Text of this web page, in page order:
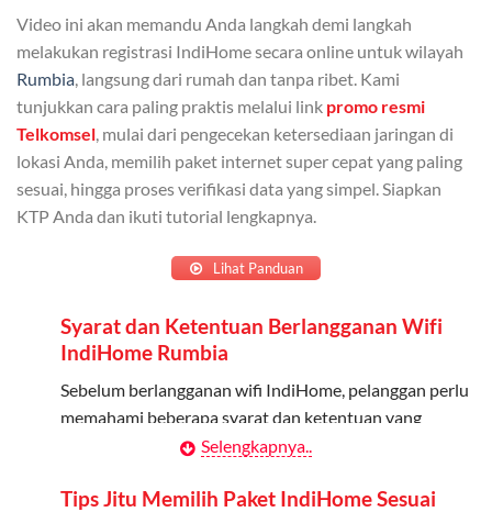
Admin dapat mendaftarkan hingga 5 anggota
keluarga atau teman untuk menggunakan kuota ini.
Berlaku Nasional
Kuota keluarga bisa digunakan di seluruh Indonesia
untuk jaringan 2G, 3G, dan 4G.
Kuota ini hanya bisa digunakan di dalam negeri.
Cara Menggunakan Kuota Keluarga
Daftarkan Anggota: Admin dapat mendaftarkan anggota
melalui aplikasi MyTelkomsel atau website Telkomsel One.
Bagikan Kuota: Setelah terdaftar, anggota bisa langsung
Video ini akan memandu Anda langkah demi langkah
melakukan registrasi IndiHome secara online untuk wilayah
Rumbia , langsung dari rumah dan tanpa ribet. Kami
tunjukkan cara paling praktis melalui link promo resmi
Telkomsel , mulai dari pengecekan ketersediaan jaringan di
lokasi Anda, memilih paket internet super cepat yang paling
sesuai, hingga proses verifikasi data yang simpel. Siapkan
KTP Anda dan ikuti tutorial lengkapnya.
Lihat Panduan
Syarat dan Ketentuan Berlangganan Wifi
IndiHome Rumbia
Sebelum berlangganan wifi IndiHome, pelanggan perlu
memahami beberapa syarat dan ketentuan yang
Kontrak Berlangganan
Selengkapnya..
Tips Jitu Memilih Paket IndiHome Sesuai